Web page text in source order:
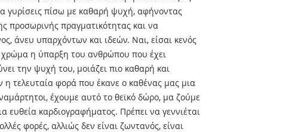
γυρίσεις πίσω με καθαρή ψυχή, αφήνοντας
προσωρινής πραγματικότητας και να
άνευ υπαρχόντων και ιδεών. Ναι, είσαι κενός
χρώμα η ύπαρξη του ανθρώπου που έχει
την ψυχή του, μοιάζει πιο καθαρή και
η τελευταία φορά που έκανε ο καθένας μας μια
έχουμε αυτό το θεϊκό δώρο, μα ζούμε
ευθεία καρδιογραφήματος. Πρέπει να γεννιέται
φορές, αλλιώς δεν είναι ζωντανός, είναι